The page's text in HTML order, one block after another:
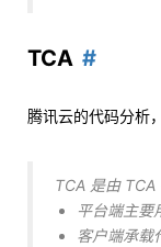
TCA
腾讯云的代码分析
TCA 是由 TCA
平台端主要
客户端承载